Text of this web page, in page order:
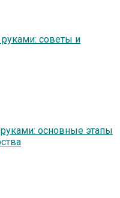
советы и
основные этапы